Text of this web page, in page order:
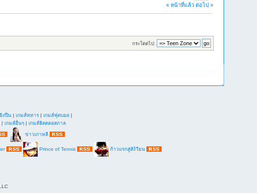
« หน้าที่แล้ว ต่อไป »
กระโดดไป:
งปืน| เกมส์หทาร| เกมส์ฟุตบอล|
| เกมส์อื่นๆ | เกมส์ฮิตตลอดกาล
ข่าวเกาหลี
Prince of Tennis ก้าวแรกสู่สัง้วียน